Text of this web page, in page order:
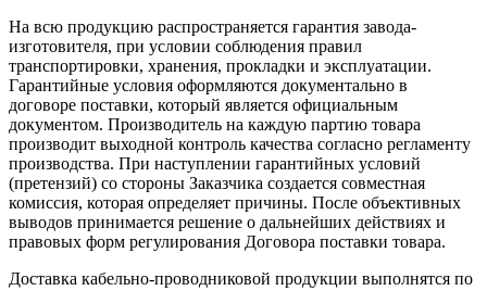
На всю продукцию распространяется гарантия завода-
изготовителя, при условии соблюдения правил
транспортировки, хранения, прокладки и эксплуатации.
Гарантийные условия оформляются документально в
договоре поставки, который является официальным
документом. Производитель на каждую партию товара
производит выходной контроль качества согласно регламенту
производства. При наступлении гарантийных условий
(претензий) со стороны Заказчика создается совместная
комиссия, которая определяет причины. После объективных
выводов принимается решение о дальнейших действиях и
правовых форм регулирования Договора поставки товара.
Доставка кабельно-проводниковой продукции выполнятся по